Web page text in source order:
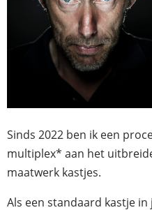
Sinds 2022 ben ik een
multiplex* aan het
maatwerk kastjes.
Als een standaard kastje